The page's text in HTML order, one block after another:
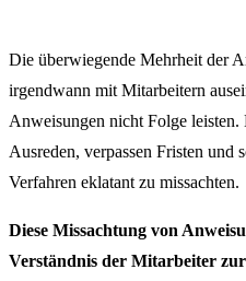
Die überwiegende Mehrheit der
irgendwann mit Mitarbeitern
Anweisungen nicht Folge
Ausreden, verpassen Fristen und
Verfahren eklatant zu missachten.
Diese Missachtung von
Verständnis der Mitarbeiter